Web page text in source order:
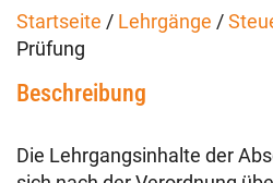
Startseite / Lehrgänge /
Prüfung
Beschreibung
Die Lehrgangsinhalte der